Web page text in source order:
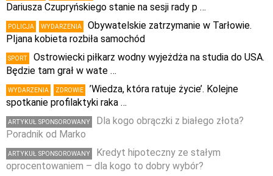
Dariusza Czupryńskiego stanie na sesji rady p …
POLICJA WYDARZENIA
Obywatelskie zatrzymanie w Tarłowie.
PIjana kobieta rozbiła samochód
SPORT
Ostrowiecki piłkarz wodny wyjeżdża na studia do USA.
Będzie tam grał w wate …
WYDARZENIA ZDROWIE
’Wiedza, która ratuje życie’. Kolejne
spotkanie profilaktyki raka …
ARTYKUŁ SPONSOROWANY
Dla kogo obrączki z białego złota?
Poradnik od Marko
ARTYKUŁ SPONSOROWANY
Kredyt hipoteczny ze stałym
oprocentowaniem – dla kogo to dobry wybór?